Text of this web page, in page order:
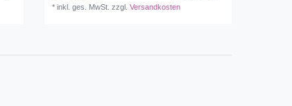
*inkl. ges. MwSt. zzgl.Versandkosten